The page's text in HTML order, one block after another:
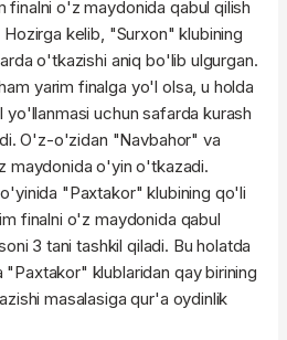
finalni o'z maydonida qabul qilish
kelib, "Surxon" klubining
o'tkazishi aniq bo'lib ulgurgan.
yarim finalga yo'l olsa, u holda
yo'llanmasi uchun safarda kurash
O'z-o'zidan "Navbahor" va
maydonida o'yin o'tkazadi.
"Paxtakor" klubining qo'li
finalni o'z maydonida qabul
3 tani tashkil qiladi. Bu holatda
klublaridan qay birining
masalasiga qur'a oydinlik